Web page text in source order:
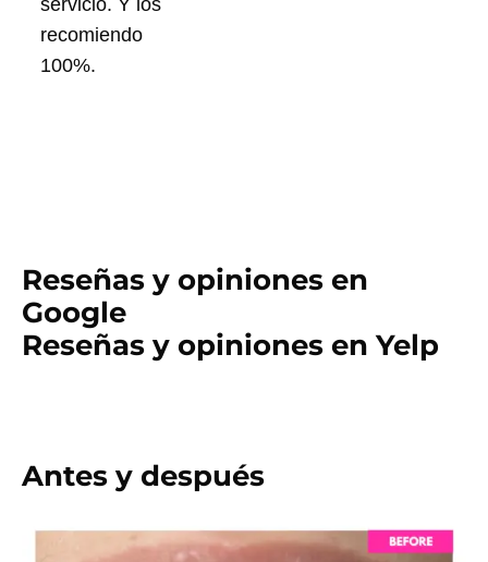
recomiendo
100%.
Reseñas y opiniones en
Google
Reseñas y opiniones en Yelp
Antes y después